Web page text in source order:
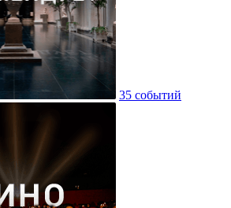
35 событий